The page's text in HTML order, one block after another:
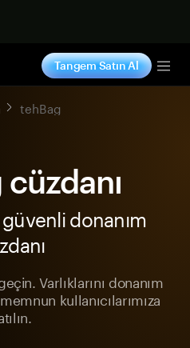
Tangem Satın Al
tehBag
donanım
Varlıklarını donanım
kullanıcılarımıza